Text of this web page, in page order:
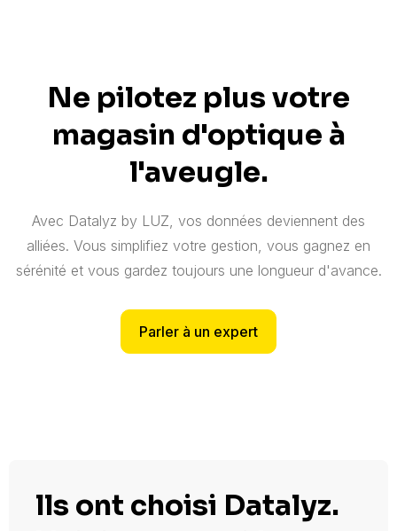
Ne pilotez plus votre
magasin d'optique à
l'aveugle.
Avec Datalyz by LUZ, vos données deviennent des
alliées. Vous simplifiez votre gestion, vous gagnez en
sérénité et vous gardez toujours une longueur d'avance.
Parler à un expert
lls ont choisi Datalyz.